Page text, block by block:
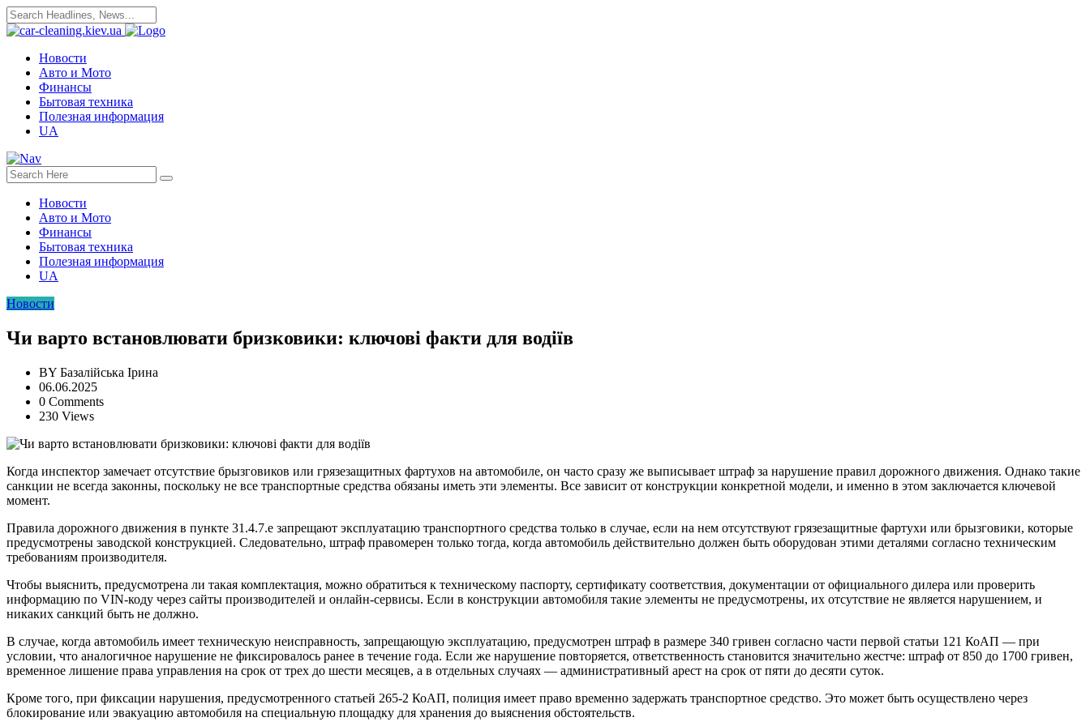
Новости
Авто и Мото
Финансы
Бытовая техника
Полезная информация
UA
Новости
Авто и Мото
Финансы
Бытовая техника
Полезная информация
UA
Новости
Чи варто встановлювати бризковики: ключові факти для водіїв
BY Базалійська Ірина
06.06.2025
0 Comments
230 Views
Когда инспектор замечает отсутствие брызговиков или грязезащитных фартухов на автомобиле, он часто сразу же выписывает штраф за нарушение правил дорожного движения. Однако такие
санкции не всегда законны, поскольку не все транспортные средства обязаны иметь эти элементы. Все зависит от конструкции конкретной модели, и именно в этом заключается ключевой
момент.
Правила дорожного движения в пункте 31.4.7.е запрещают эксплуатацию транспортного средства только в случае, если на нем отсутствуют грязезащитные фартухи или брызговики, которые
предусмотрены заводской конструкцией. Следовательно, штраф правомерен только тогда, когда автомобиль действительно должен быть оборудован этими деталями согласно техническим
требованиям производителя.
Чтобы выяснить, предусмотрена ли такая комплектация, можно обратиться к техническому паспорту, сертификату соответствия, документации от официального дилера или проверить
информацию по VIN-коду через сайты производителей и онлайн-сервисы. Если в конструкции автомобиля такие элементы не предусмотрены, их отсутствие не является нарушением, и
никаких санкций быть не должно.
В случае, когда автомобиль имеет техническую неисправность, запрещающую эксплуатацию, предусмотрен штраф в размере 340 гривен согласно части первой статьи 121 КоАП — при
условии, что аналогичное нарушение не фиксировалось ранее в течение года. Если же нарушение повторяется, ответственность становится значительно жестче: штраф от 850 до 1700 гривен,
временное лишение права управления на срок от трех до шести месяцев, а в отдельных случаях — административный арест на срок от пяти до десяти суток.
Кроме того, при фиксации нарушения, предусмотренного статьей 265-2 КоАП, полиция имеет право временно задержать транспортное средство. Это может быть осуществлено через
блокирование или эвакуацию автомобиля на специальную площадку для хранения до выяснения обстоятельств.